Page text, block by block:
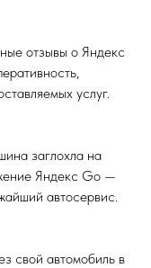
отзывы о Яндекс
услуг.
заглохла на
Яндекс Go —
автосервис.
свой автомобиль в